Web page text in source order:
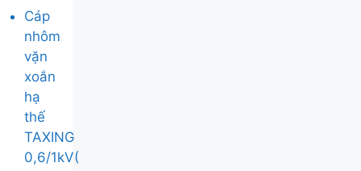
Cáp
nhôm
vặn
xoắn
hạ
thế
TAXING
0,6/1kV(